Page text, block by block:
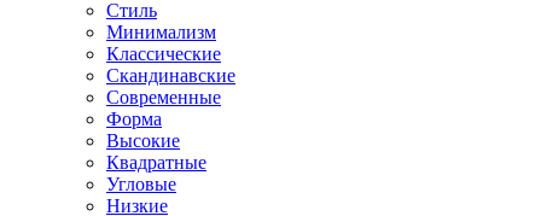
Стиль
Минимализм
Классические
Скандинавские
Современные
Форма
Высокие
Квадратные
Угловые
Низкие